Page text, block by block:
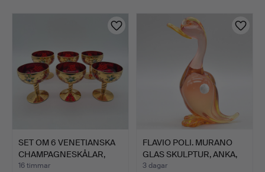
SET OM 6 VENETIANSKA
CHAMPAGNESKÅLAR,
GLAS…
16 timmar
FLAVIO POLI. MURANO
GLAS SKULPTUR, ANKA,
S…
3 dagar